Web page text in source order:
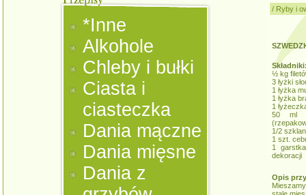
*Inne
Alkohole
Chleby i bułki
Ciasta i
ciasteczka
Dania mączne
Dania mięsne
Dania z
/ Ryby i
½ kg
3 łyżki
1 łyżka
1 łyżka
1
50 ml
1/2
1 szt.
1
dekoracji
Opis